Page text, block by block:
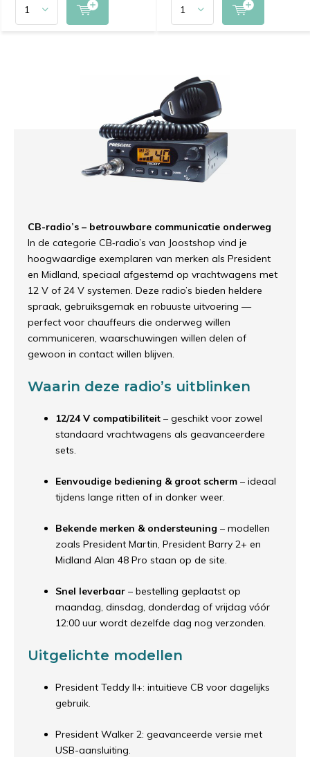
CB-radio’s – betrouwbare communicatie onderweg
In de categorie CB‐radio’s van Joostshop vind je
hoogwaardige exemplaren van merken als President
en Midland, speciaal afgestemd op vrachtwagens met
12 V of 24 V systemen. Deze radio’s bieden heldere
spraak, gebruiksgemak en robuuste uitvoering —
perfect voor chauffeurs die onderweg willen
communiceren, waarschuwingen willen delen of
gewoon in contact willen blijven.
Waarin deze radio’s uitblinken
12/24 V compatibiliteit – geschikt voor zowel
standaard vrachtwagens als geavanceerdere
sets.
Eenvoudige bediening & groot scherm – ideaal
tijdens lange ritten of in donker weer.
Bekende merken & ondersteuning – modellen
zoals President Martin, President Barry 2+ en
Midland Alan 48 Pro staan op de site.
Snel leverbaar – bestelling geplaatst op
maandag, dinsdag, donderdag of vrijdag vóór
12:00 uur wordt dezelfde dag nog verzonden.
Uitgelichte modellen
President Teddy II+: intuitieve CB voor dagelijks
gebruik.
President Walker 2: geavanceerde versie met
USB-aansluiting.